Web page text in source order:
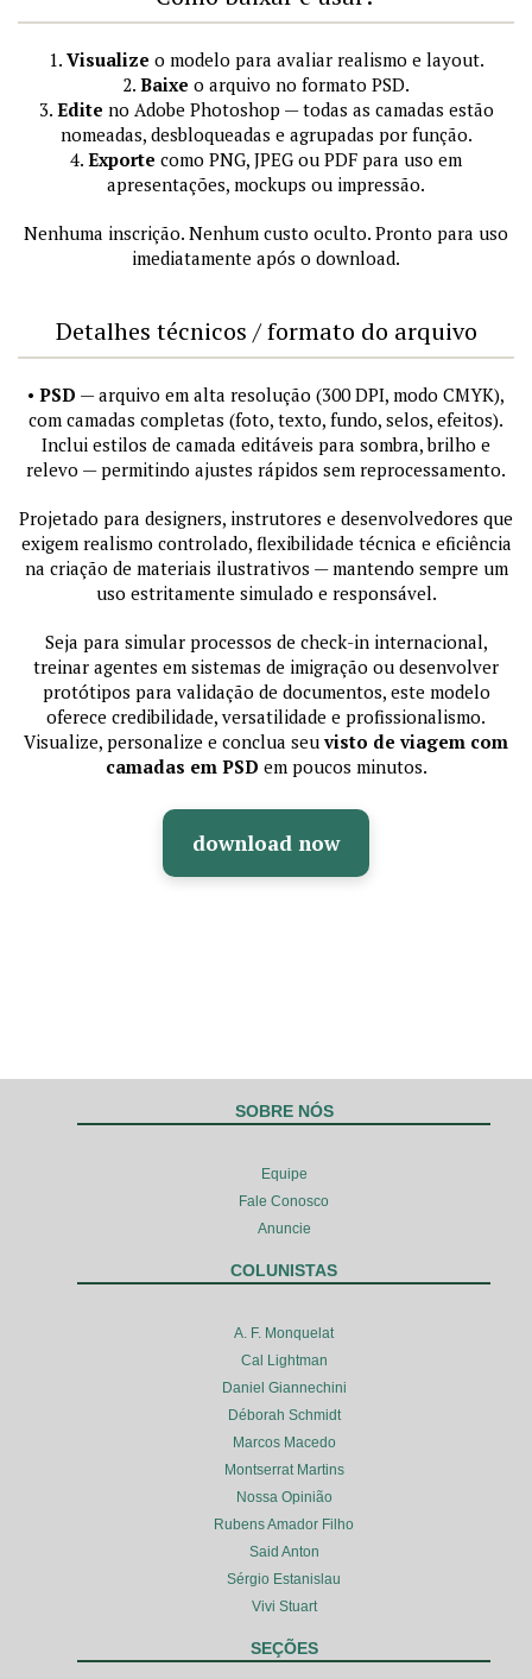
1. Visualize o modelo para avaliar realismo e layout.
2. Baixe o arquivo no formato PSD.
3. Edite no Adobe Photoshop — todas as camadas estão
nomeadas, desbloqueadas e agrupadas por função.
4. Exporte como PNG, JPEG ou PDF para uso em
apresentações, mockups ou impressão.
Nenhuma inscrição. Nenhum custo oculto. Pronto para uso
imediatamente após o download.
Detalhes técnicos / formato do arquivo
• PSD — arquivo em alta resolução (300 DPI, modo CMYK),
com camadas completas (foto, texto, fundo, selos, efeitos).
Inclui estilos de camada editáveis para sombra, brilho e
relevo — permitindo ajustes rápidos sem reprocessamento.
Projetado para designers, instrutores e desenvolvedores que
exigem realismo controlado, flexibilidade técnica e eficiência
na criação de materiais ilustrativos — mantendo sempre um
uso estritamente simulado e responsável.
Seja para simular processos de check-in internacional,
treinar agentes em sistemas de imigração ou desenvolver
protótipos para validação de documentos, este modelo
oferece credibilidade, versatilidade e profissionalismo.
Visualize, personalize e conclua seuvisto de viagem com
camadas em PSD em poucos minutos.
download now
SOBRE NÓS
Equipe
Fale Conosco
Anuncie
COLUNISTAS
A. F. Monquelat
Cal Lightman
Daniel Giannechini
Déborah Schmidt
Marcos Macedo
Montserrat Martins
Nossa Opinião
Rubens Amador Filho
Said Anton
Sérgio Estanislau
Vivi Stuart
SEÇÕES